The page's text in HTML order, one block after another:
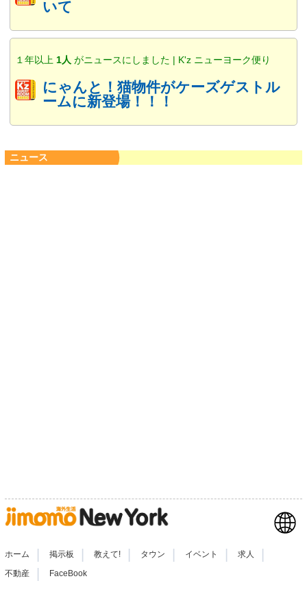
いて
１年以上 1人 がニュースにしました | K'z ニューヨーク便り
にゃんと！猫物件がケーズゲストル
ームに新登場！！！
ニュース
ホーム 掲示板 教えて! タウン イベント 求人
不動産 | FaceBook